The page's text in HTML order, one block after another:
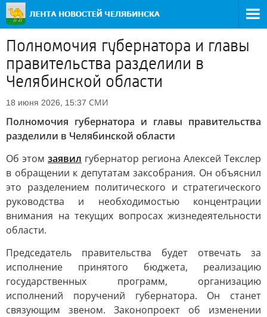
Полномочия губернатора и главы
правительства разделили в
Челябинской области
18 июня 2026, 15:37 СМИ
Полномочия губернатора и главы правительства
разделили в Челябинской области
Об этом заявил губернатор региона Алексей Текслер
в обращении к депутатам заксобрания. Он объяснил
это разделением политического и стратегического
руководства и необходимостью концентрации
внимания на текущих вопросах жизнедеятельности
области.
Председатель правительства будет отвечать за
исполнение принятого бюджета, реализацию
государственных программ, организацию
исполнений поручений губернатора. Он станет
связующим звеном. Законопроект об изменении